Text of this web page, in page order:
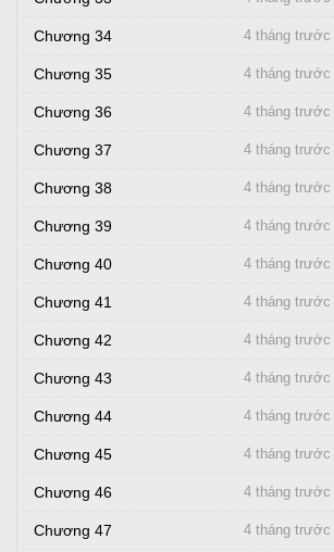
Chương 34 4 tháng trước
Chương 35 4 tháng trước
Chương 36 4 tháng trước
Chương 37 4 tháng trước
Chương 38 4 tháng trước
Chương 39 4 tháng trước
Chương 40 4 tháng trước
Chương 41 4 tháng trước
Chương 42 4 tháng trước
Chương 43 4 tháng trước
Chương 44 4 tháng trước
Chương 45 4 tháng trước
Chương 46 4 tháng trước
Chương 47 4 tháng trước